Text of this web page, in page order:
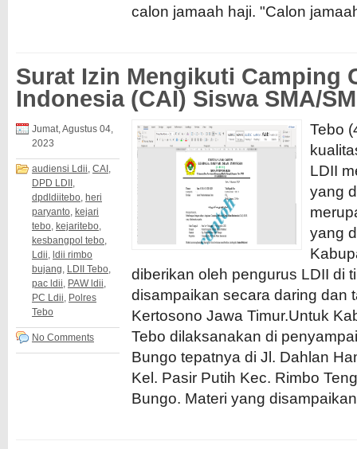
calon jamaah haji. "Calon
Surat Izin Mengikuti Camping
Indonesia (CAI) Siswa SMA/
Jumat, Agustus 04,
2023
audiensi Ldii CAI
DPD LDII
dpdldiitebo heri
paryanto kejari
tebo kejaritebo
kesbangpol tebo
Ldii ldii rimbo
bujang LDII Tebo
pac ldii PAW ldii
PC Ldii Polres
Tebo
No Comments
Tebo
LDII
yang
yang
diberikan oleh pengurus LDII di
disampaikan secara daring dan
Kertosono Jawa Timur.Untuk
Tebo dilaksanakan di
Bungo tepatnya di Jl. Dahlan
Kel. Pasir Putih Kec. Rimbo
Bungo. Materi yang